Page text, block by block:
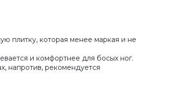
плитку, которая менее маркая и не
и комфортнее для босых ног.
напротив, рекомендуется